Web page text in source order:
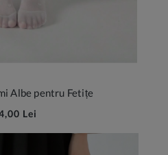
Albe pentru Fetițe
Lei